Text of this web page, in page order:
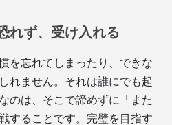
れず、受け入れる
を忘れてしまったり、できな
れません。それは誰にでも起
のは、そこで諦めずに「また
することです。完璧を目指す